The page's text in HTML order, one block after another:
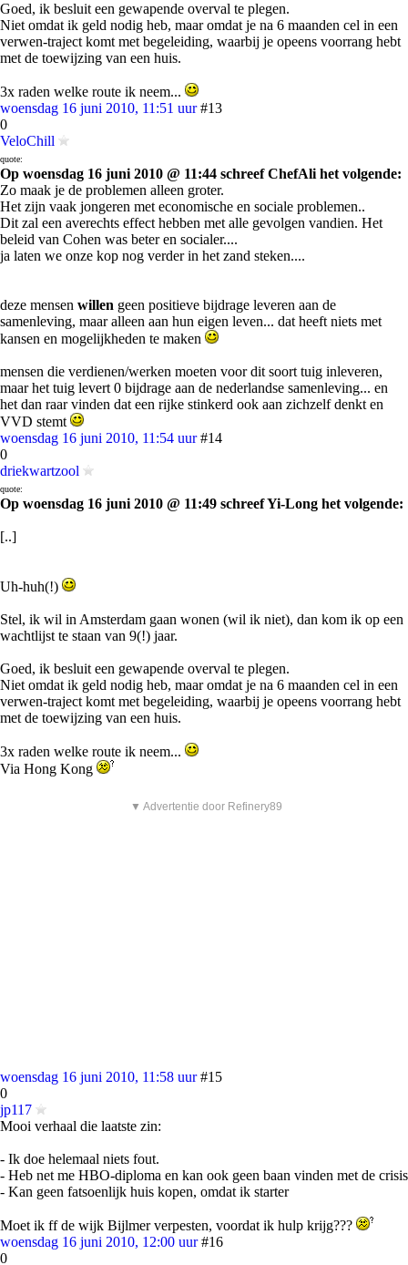
Goed, ik besluit een gewapende overval te plegen.
Niet omdat ik geld nodig heb, maar omdat je na 6 maanden cel in een
verwen-traject komt met begeleiding, waarbij je opeens voorrang hebt
met de toewijzing van een huis.
3x raden welke route ik neem...
woensdag 16 juni 2010, 11:51 uur #13
0
VeloChill
quote:
Op woensdag 16 juni 2010 @ 11:44 schreef ChefAli het volgende:
Zo maak je de problemen alleen groter.
Het zijn vaak jongeren met economische en sociale problemen..
Dit zal een averechts effect hebben met alle gevolgen vandien. Het
beleid van Cohen was beter en socialer....
ja laten we onze kop nog verder in het zand steken....
deze mensen willen geen positieve bijdrage leveren aan de
samenleving, maar alleen aan hun eigen leven... dat heeft niets met
kansen en mogelijkheden te maken
mensen die verdienen/werken moeten voor dit soort tuig inleveren,
maar het tuig levert 0 bijdrage aan de nederlandse samenleving... en
het dan raar vinden dat een rijke stinkerd ook aan zichzelf denkt en
VVD stemt
woensdag 16 juni 2010, 11:54 uur #14
0
driekwartzool
quote:
Op woensdag 16 juni 2010 @ 11:49 schreef Yi-Long het volgende:
[..]
Uh-huh(!)
Stel, ik wil in Amsterdam gaan wonen (wil ik niet), dan kom ik op een
wachtlijst te staan van 9(!) jaar.
Goed, ik besluit een gewapende overval te plegen.
Niet omdat ik geld nodig heb, maar omdat je na 6 maanden cel in een
verwen-traject komt met begeleiding, waarbij je opeens voorrang hebt
met de toewijzing van een huis.
3x raden welke route ik neem...
Via Hong Kong
▼ Advertentie door Refinery89
woensdag 16 juni 2010, 11:58 uur #15
0
jp117
Mooi verhaal die laatste zin:
- Ik doe helemaal niets fout.
- Heb net me HBO-diploma en kan ook geen baan vinden met de crisis
- Kan geen fatsoenlijk huis kopen, omdat ik starter
Moet ik ff de wijk Bijlmer verpesten, voordat ik hulp krijg???
woensdag 16 juni 2010, 12:00 uur #16
0